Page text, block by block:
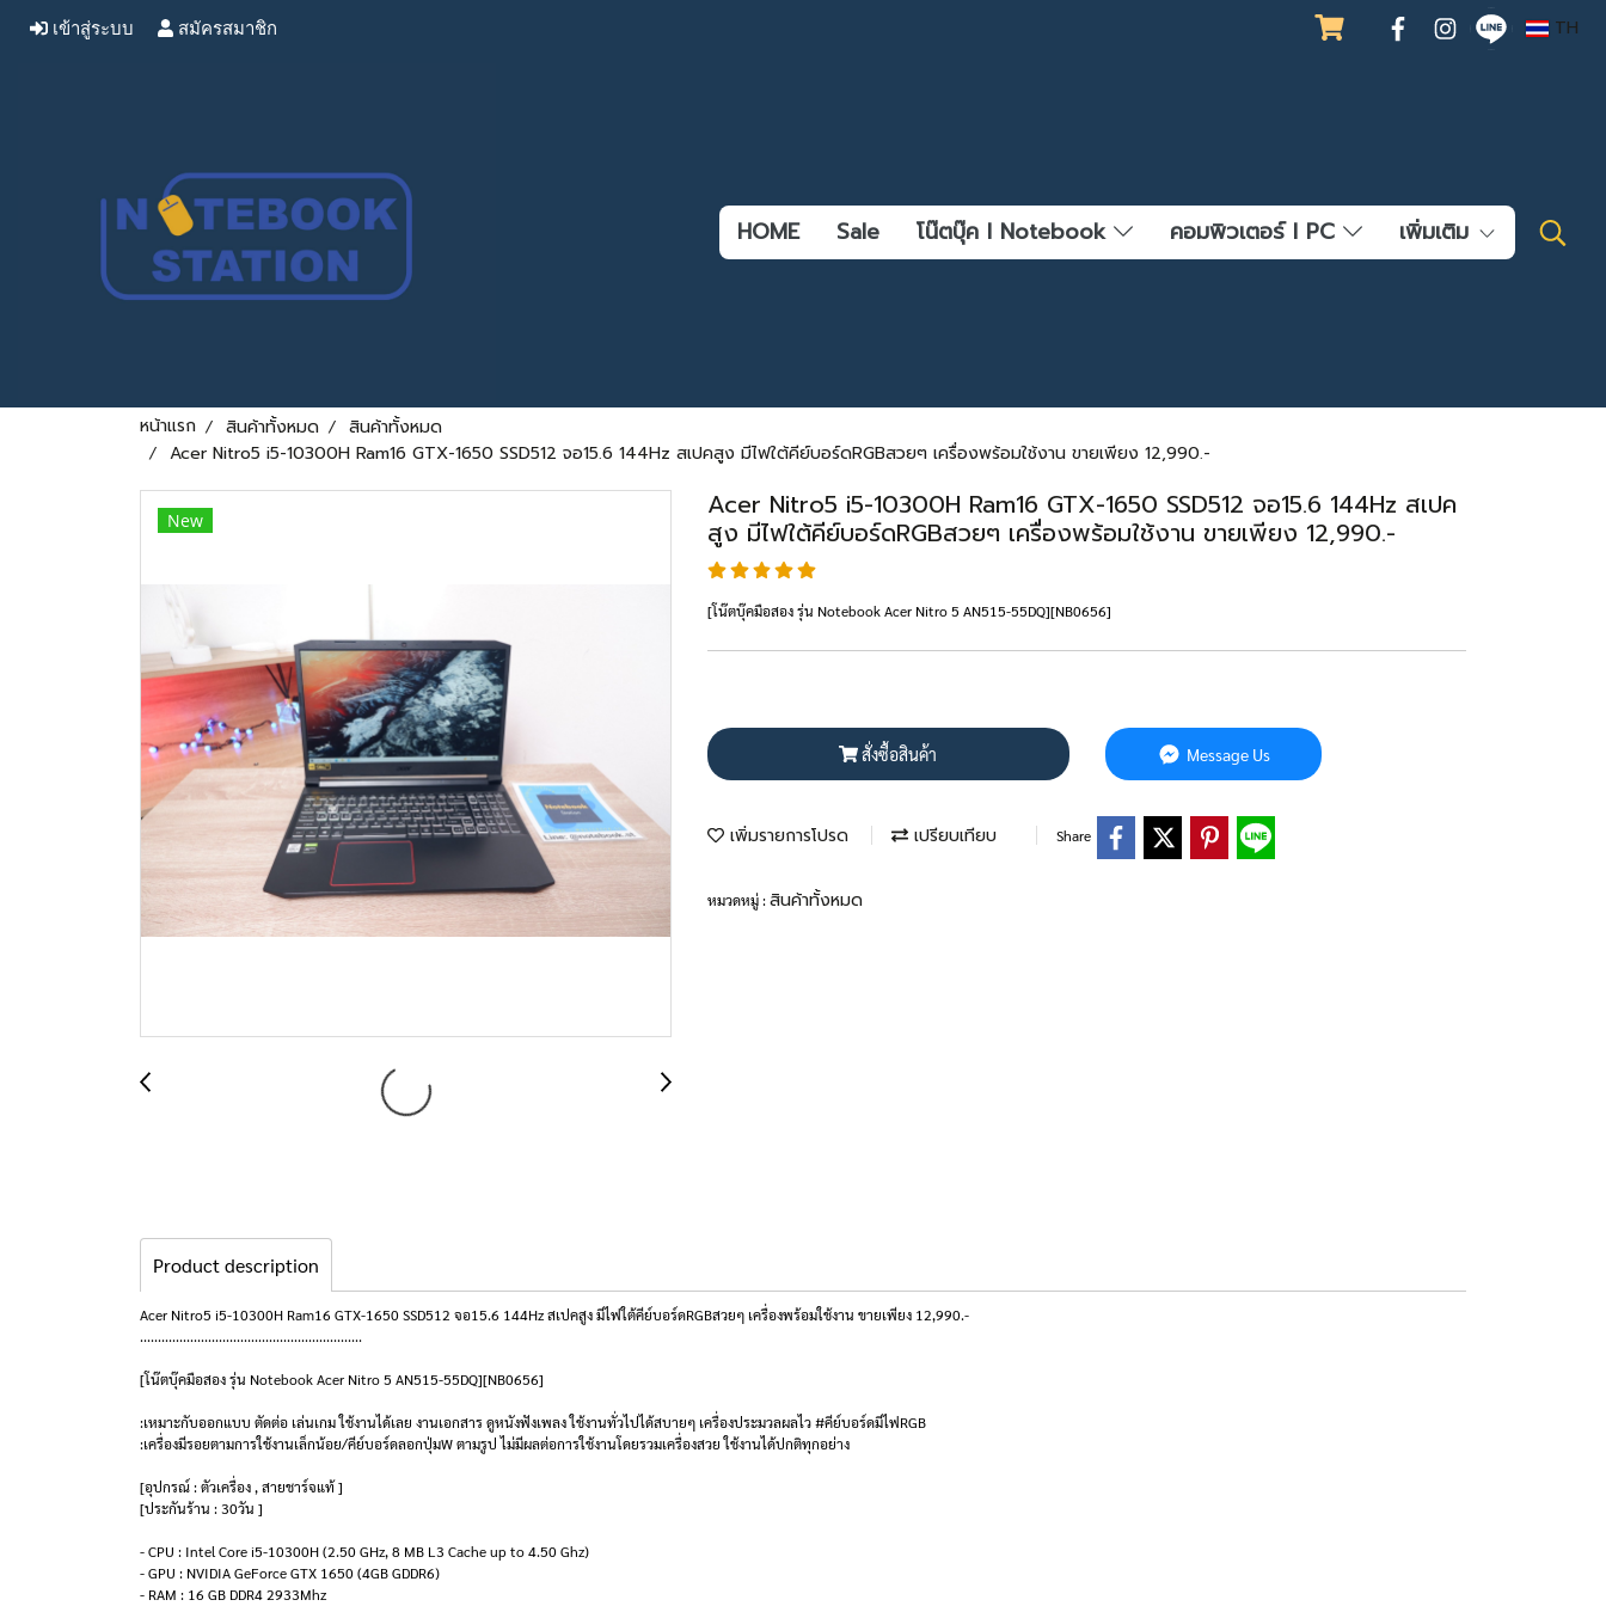
เข้าสู่ระบบ สมัครสมาชิก TH
HOME Sale โน๊ตบุ๊ค l Notebook คอมพิวเตอร์ l PC เพิ่มเติม
หน้าแรก สินค้าทั้งหมด
สินค้าทั้งหมด
Acer Nitro5 i5-10300H Ram16 GTX-1650 SSD512 จอ15.6 144Hz สเปคสูง มีไฟใต้คีย์บอร์ดRGBสวยๆ เครื่องพร้อมใช้งาน ขายเพียง 12,990.-
New
Acer Nitro5 i5-10300H Ram16 GTX-1650 SSD512 จอ15.6 144Hz สเปค
สูง มีไฟใต้คีย์บอร์ดRGBสวยๆ เครื่องพร้อมใช้งาน ขายเพียง 12,990.-
[โน๊ตบุ๊คมือสอง รุ่น Notebook Acer Nitro 5 AN515-55DQ][NB0656]
สั่งซื้อสินค้า Message Us
เพิ่มรายการโปรด เปรียบเทียบ Share
หมวดหมู่ :สินค้าทั้งหมด
Product description
Acer Nitro5 i5-10300H Ram16 GTX-1650 SSD512 จอ15.6 144Hz สเปคสูง มีไฟใต้คีย์บอร์ดRGBสวยๆ เครื่องพร้อมใช้งาน ขายเพียง 12,990.-
..............................................................
[โน๊ตบุ๊คมือสอง รุ่น Notebook Acer Nitro 5 AN515-55DQ][NB0656]
:เหมาะกับออกแบบ ตัดต่อ เล่นเกม ใช้งานได้เลย งานเอกสาร ดูหนังฟังเพลง ใช้งานทั่วไปได้สบายๆ เครื่องประมวลผลไว #คีย์บอร์ดมีไฟRGB
:เครื่องมีรอยตามการใช้งานเล็กน้อย/คีย์บอร์ดลอกปุ่มW ตามรูป ไม่มีผลต่อการใช้งานโดยรวมเครื่องสวย ใช้งานได้ปกติทุกอย่าง
[อุปกรณ์ : ตัวเครื่อง , สายชาร์จแท้ ]
[ประกันร้าน : 30วัน ]
- CPU : Intel Core i5-10300H (2.50 GHz, 8 MB L3 Cache up to 4.50 Ghz)
- GPU : NVIDIA GeForce GTX 1650 (4GB GDDR6)
- RAM : 16 GB DDR4 2933Mhz